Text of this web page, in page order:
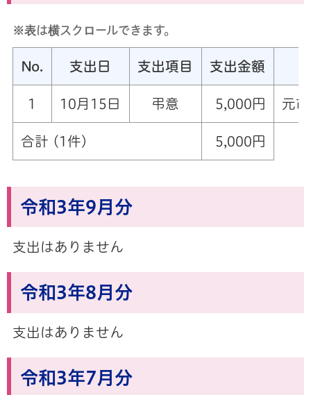
※表は横スクロールできます。
No. 支出日 支出項目 支出金額
1 10月15日 弔意 5,000円 元
合計 (1件) 5,000円
令和3年9月分
支出はありません
令和3年8月分
支出はありません
令和3年7月分